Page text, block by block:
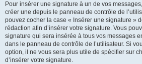
Pour insérer une signature à un de vos
créer une depuis le panneau de contrôle de
pouvez cocher la case « Insérer une signature »
rédaction afin d’insérer votre signature. Vous
signature qui sera insérée à tous vos messages
dans le panneau de contrôle de l’utilisateur. Si
option, il ne vous sera plus utile de spécifier sur
d’insérer votre signature.